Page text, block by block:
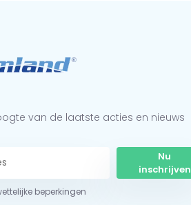
van de laatste acties en nieuws
Nu
inschrijven
beperkingen